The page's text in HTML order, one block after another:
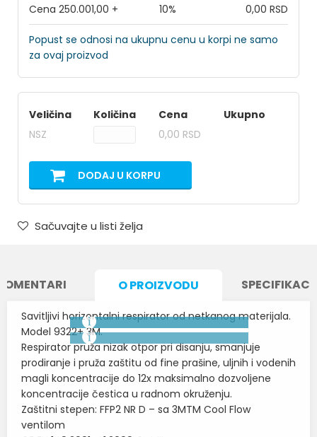
Cena 250.001,00 + 10% 0,00 RSD
Popust se odnosi na ukupnu cenu u korpi ne samo
za ovaj proizvod
Veličina Količina Cena
Ukupno
NSZ
0,00 RSD
DODAJ U KORPU
Sačuvajte u listi želja
O PROIZVODU
Savitljivi horizontalni respirator od netkanog materijala.
Model 9322+ 3M.
Respirator pruža nizak otpor pri disanju, smanjuje
prodiranje i pruža zaštitu od fine prašine, uljnih i vodenih
magli koncentracije do 12x maksimalno dozvoljene
koncentracije čestica u radnom okruženju.
Zaštitni stepen: FFP2 NR D – sa 3MTM Cool Flow
ventilom